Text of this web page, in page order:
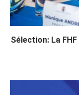
Sélection: La